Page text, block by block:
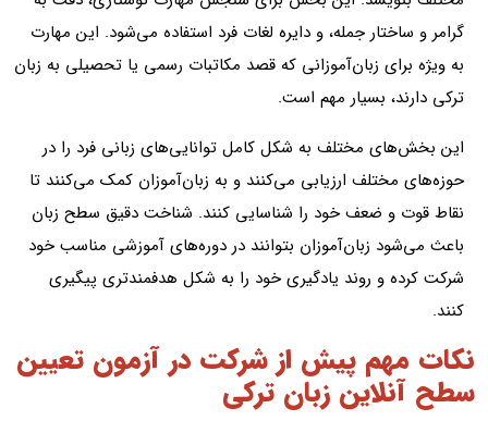
گرامر و ساختار جمله، و دایره لغات فرد استفاده می‌شود. این مهارت
به ویژه برای زبان‌آموزانی که قصد مکاتبات رسمی یا تحصیلی به زبان
ترکی دارند، بسیار مهم است.
این بخش‌های مختلف به شکل کامل توانایی‌های زبانی فرد را در
حوزه‌های مختلف ارزیابی می‌کنند و به زبان‌آموزان کمک می‌کنند تا
نقاط قوت و ضعف خود را شناسایی کنند. شناخت دقیق سطح زبان
باعث می‌شود زبان‌آموزان بتوانند در دوره‌های آموزشی مناسب خود
شرکت کرده و روند یادگیری خود را به شکل هدفمندتری پیگیری
کنند.
نکات مهم پیش از شرکت در آزمون تعیین
سطح آنلاین زبان ترکی